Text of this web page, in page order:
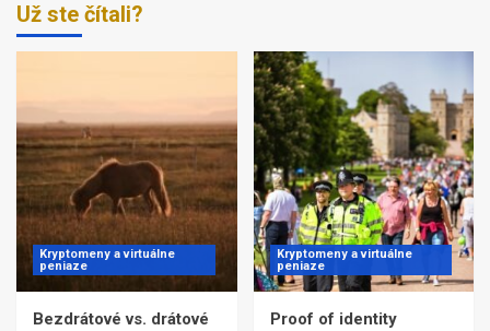
Už ste čítali?
Kryptomeny a virtuálne
peniaze
Bezdrátové vs. drátové
Kryptomeny a virtuálne
peniaze
Proof of identity